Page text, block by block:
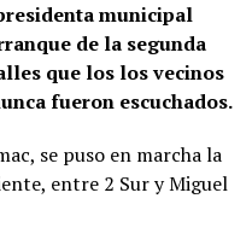
municipal
de la segunda
que los los vecinos
fueron escuchados.
se puso en marcha la
entre 2 Sur y Miguel